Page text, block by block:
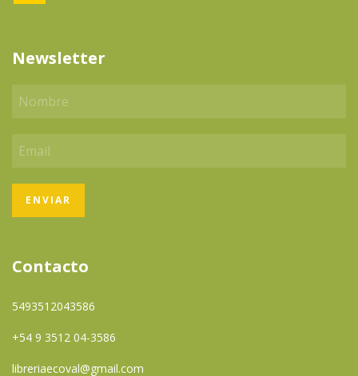
Newsletter
Contacto
5493512043586
+54 9 3512 04-3586
libreriaecoval@gmail.com